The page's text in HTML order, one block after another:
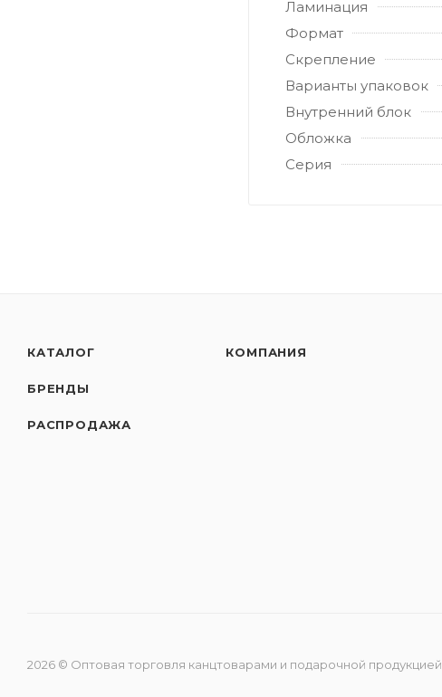
Ламинация
Формат
Скрепление
Варианты упаковок
Внутренний блок
Обложка
Серия
КАТАЛОГ
БРЕНДЫ
РАСПРОДАЖА
КОМПАНИЯ
2026 © Оптовая торговля канцтоварами и подарочной продукцией